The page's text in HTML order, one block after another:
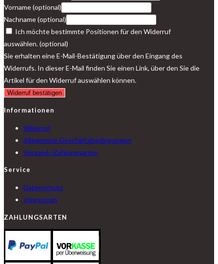
Vorname(optional)
Nachname(optional)
Ich möchte bestimmte Positionen für den Widerruf
auswählen.(optional)
Sie erhalten eine E-Mail-Bestätigung über den Eingang des
Widerrufs. In dieser E-Mail finden Sie einen Link, über den Sie die
Artikel für den Widerruf auswählen können.
Widerruf bestätigen
Informationen
Widerruf
Allgemeine Geschäftsbedingungen
Versand-/Zahlungsarten
Service
Datenschutz
Impressum
ZAHLUNGSARTEN